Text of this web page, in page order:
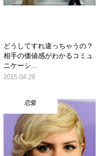
どうしてすれ違っちゃうの？
相手の価値感がわかるコミュ
ニケーシ...
2015.04.29
恋愛